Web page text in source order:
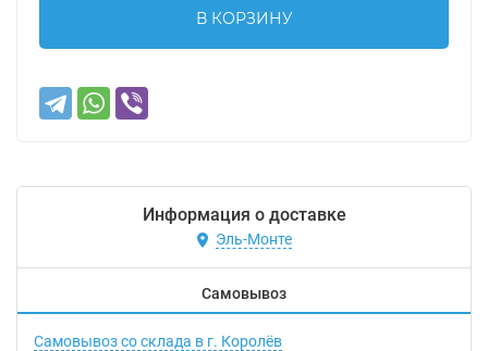
В КОРЗИНУ
Информация о доставке
Эль-Монте
Самовывоз
Самовывоз со склада в г. Королёв